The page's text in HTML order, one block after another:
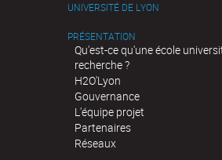
UNIVERSITÉ DE LYON
PRÉSENTATION
Qu'est-ce qu'une école
recherche ?
H2O'Lyon
Gouvernance
L'équipe projet
Partenaires
Réseaux